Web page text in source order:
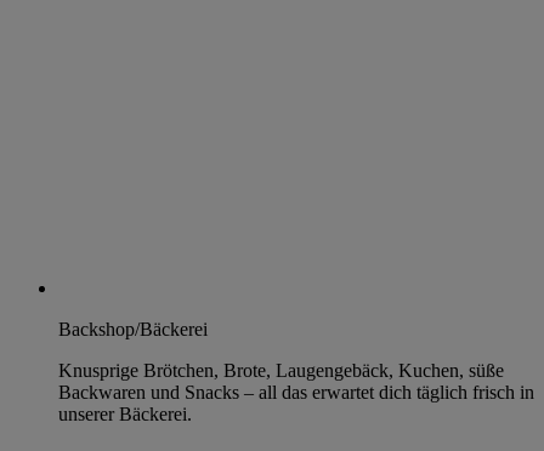
Backshop/Bäckerei
Knusprige Brötchen, Brote, Laugengebäck, Kuchen, süße
Backwaren und Snacks – all das erwartet dich täglich frisch in
unserer Bäckerei.